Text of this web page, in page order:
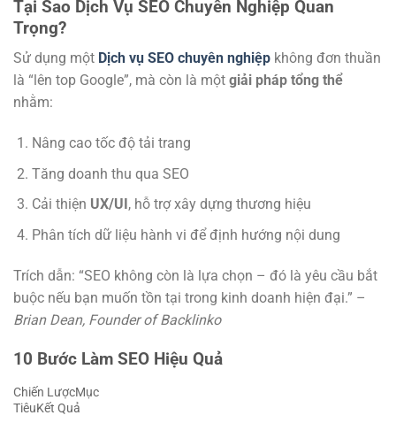
Tại Sao Dịch Vụ SEO Chuyên Nghiệp Quan
Trọng?
Sử dụng một Dịch vụ SEO chuyên nghiệp không đơn thuần
là “lên top Google”, mà còn là một giải pháp tổng thể
nhằm:
Nâng cao tốc độ tải trang
Tăng doanh thu qua SEO
Cải thiện UX/UI , hỗ trợ xây dựng thương hiệu
Phân tích dữ liệu hành vi để định hướng nội dung
Trích dẫn: “SEO không còn là lựa chọn – đó là yêu cầu bắt
buộc nếu bạn muốn tồn tại trong kinh doanh hiện đại.” –
Brian Dean, Founder of Backlinko
10 Bước Làm SEO Hiệu Quả
Chiến LượcMục
TiêuKết Quả